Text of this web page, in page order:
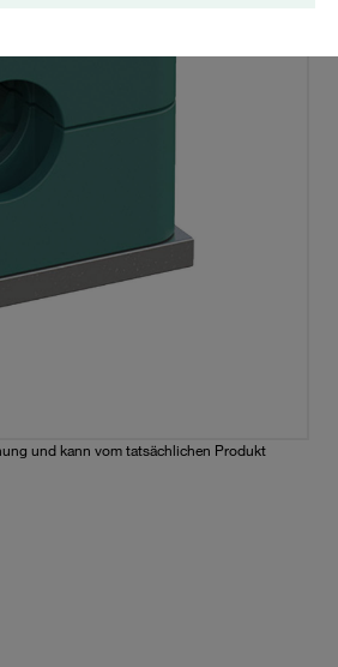
und kann vom tatsächlichen Produkt